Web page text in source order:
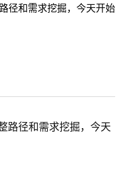
径和需求挖掘，今天开始
路径和需求挖掘，今天